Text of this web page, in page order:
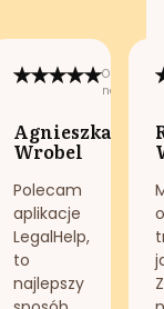
na:
Agnieszka
Wrobel
Polecam
aplikacje
LegalHelp,
to
najlepszy